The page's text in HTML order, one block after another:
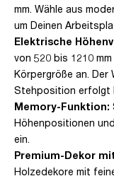
mm. Wähle aus
um Deinen
Elektrische
von 520 bis 1210
Körpergröße an. Der
Stehposition erfolgt
Memory-Funktion:
Höhenpositionen
ein.
Premium-Dekor
Holzedekore mit